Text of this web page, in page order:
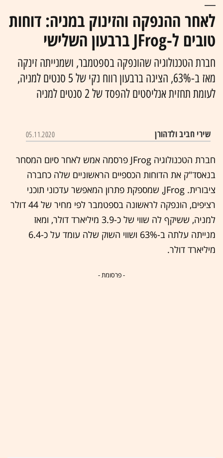
לאחר ההנפקה והזינוק במניה: דוחות
טובים ל-JFrog ברבעון השלישי
חברת הטכנולוגיה שהונפקה בספטמבר, ושמנייתה זינקה
מאז ב-63%, הציגה ברבעון רווח נקי של 5 סנטים למניה,
לעומת תחזית אנליסטים להפסד של 2 סנטים למניה
שירי חביב ולדהורן 05.11.2020
חברת הטכנולוגיה JFrog פרסמה אמש לאחר סיום המסחר
בנאסד"ק את הדוחות הכספיים הראשוניים שלה כחברה
ציבורית. JFrog, שמספקת פתרון המאפשר עדכוני תוכני
רציפים, הונפקה לראשונה בספטמבר לפי מחיר של 44 דולר
למניה, ששיקף לה שווי של כ-3.9 מיליארד דולר, ומאז
מנייתה עלתה ב-63% ושווי השוק שלה עומד על כ-6.4
מיליארד דולר.
- פרסומת -